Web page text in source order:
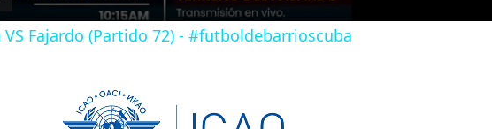
y
Fajardo (Partido 72) - #futboldebarrioscuba